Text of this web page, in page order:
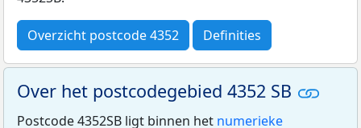
Overzicht postcode 4352 Definities
Over het postcodegebied 4352 SB
Postcode 4352SB ligt binnen het numerieke